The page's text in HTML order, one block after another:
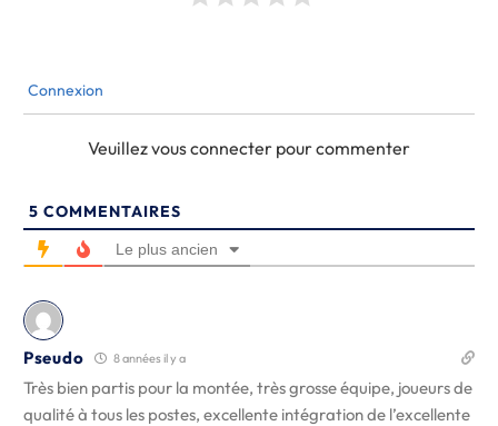
Connexion
Veuillez vous connecter pour commenter
5 COMMENTAIRES
Le plus ancien
Pseudo 8 années il y a
Très bien partis pour la montée, très grosse équipe, joueurs de
qualité à tous les postes, excellente intégration de l’excellente